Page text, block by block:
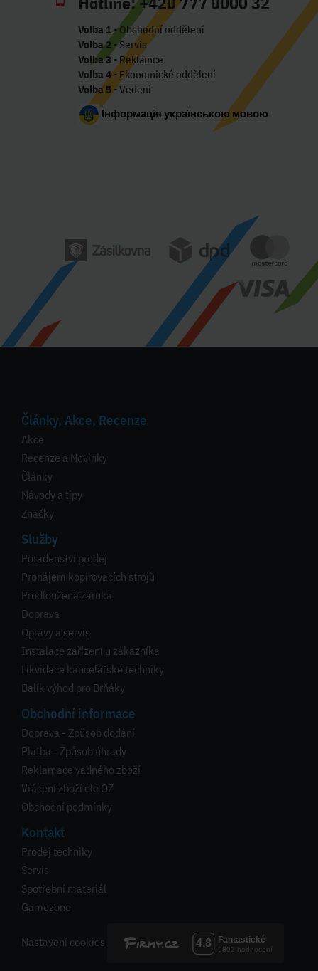
Volba 1- Obchodní oddělení
Volba 2 - Servis
Volba 3 - Reklamce
Volba 4- Ekonomické oddělení
Volba 5- Vedení
Інформація українською мовою
Články, Akce, Recenze
Akce
Recenze a Novinky
Články
Návody a tipy
Značky
Služby
Poradenství prodej
Pronájem kopírovacích strojů
Prodloužená záruka
Doprava
Opravy a servis
Instalace zařízení u zákazníka
Likvidace kancelářské techniky
Balík výhod pro Brňáky
Obchodní informace
Doprava - Způsob dodání
Platba - Způsob úhrady
Reklamace vadného zboží
Vrácení zboží dle OZ
Obchodní podmínky
Kontakt
Prodej techniky
Servis
Spotřební materiál
Gamezone
Nastavení cookies